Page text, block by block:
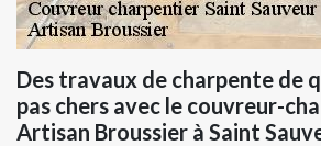
Des travaux de charpente de
pas chers avec le couvreur-
Artisan Broussier à Saint